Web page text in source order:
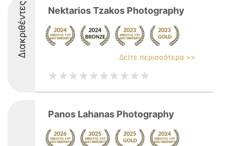
Διακριθέντες Nektarios Tzakos Photography
Δείτε περισσότερα >>
Panos Lahanas Photography